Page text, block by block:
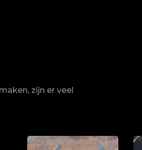
zijn er veel